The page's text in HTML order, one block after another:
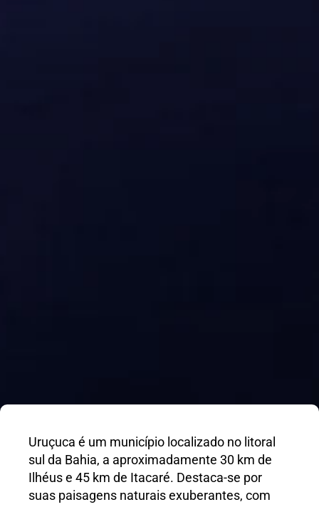
Uruçuca é um município localizado no litoral
sul da Bahia, a aproximadamente 30 km de
Ilhéus e 45 km de Itacaré. Destaca-se por
suas paisagens naturais exuberantes, com